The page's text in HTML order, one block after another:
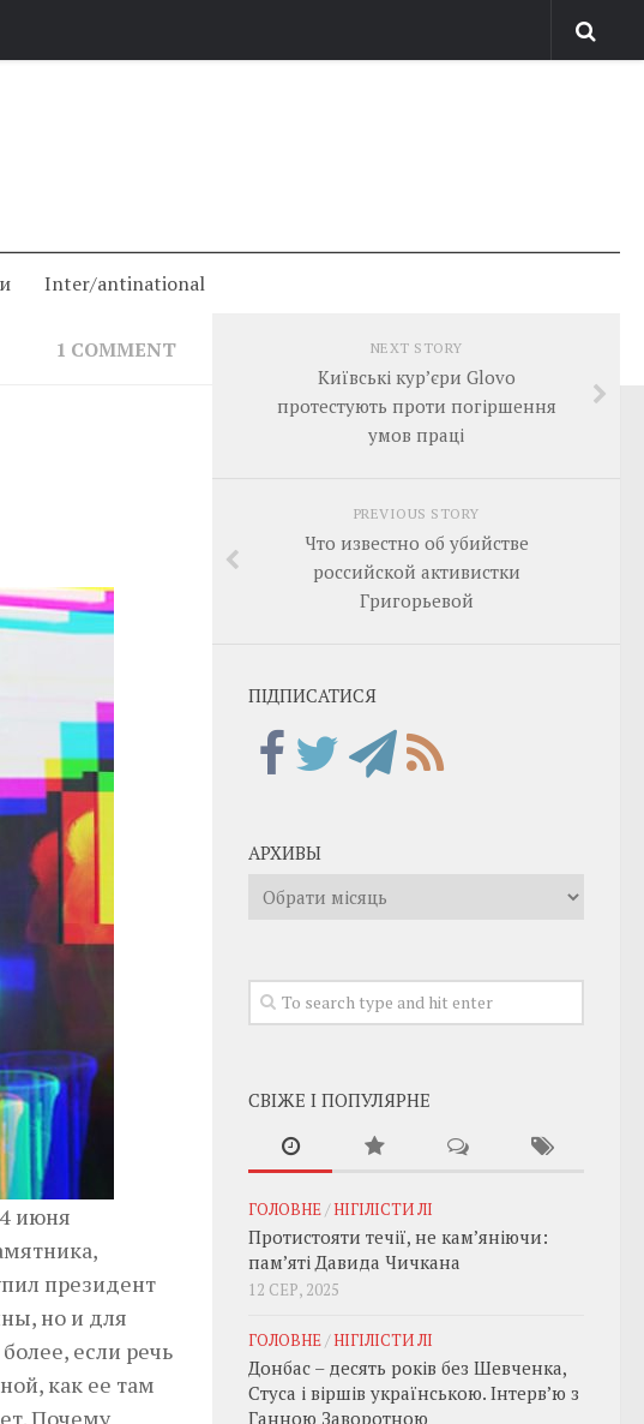
Inter/antinational
1 COMMENT
июня
президент
но и для
если речь
как ее там
Почему
NEXT STORY
Київські кур’єри Glovo
протестують проти погіршення
умов праці
PREVIOUS STORY
Что известно об убийстве
российской активистки
Григорьевой
ПІДПИСАТИСЯ
АРХИВЫ
Архивы
СВІЖЕ І ПОПУЛЯРНЕ
ГОЛОВНЕ/НІГІЛІСТИ ЛІ
Протистояти течії, не кам’яніючи:
пам’яті Давида Чичкана
12 СЕР, 2025
ГОЛОВНЕ/НІГІЛІСТИ ЛІ
Донбас – десять років без Шевченка,
Стуса і віршів українською. Інтерв’ю з
Ганною Заворотною